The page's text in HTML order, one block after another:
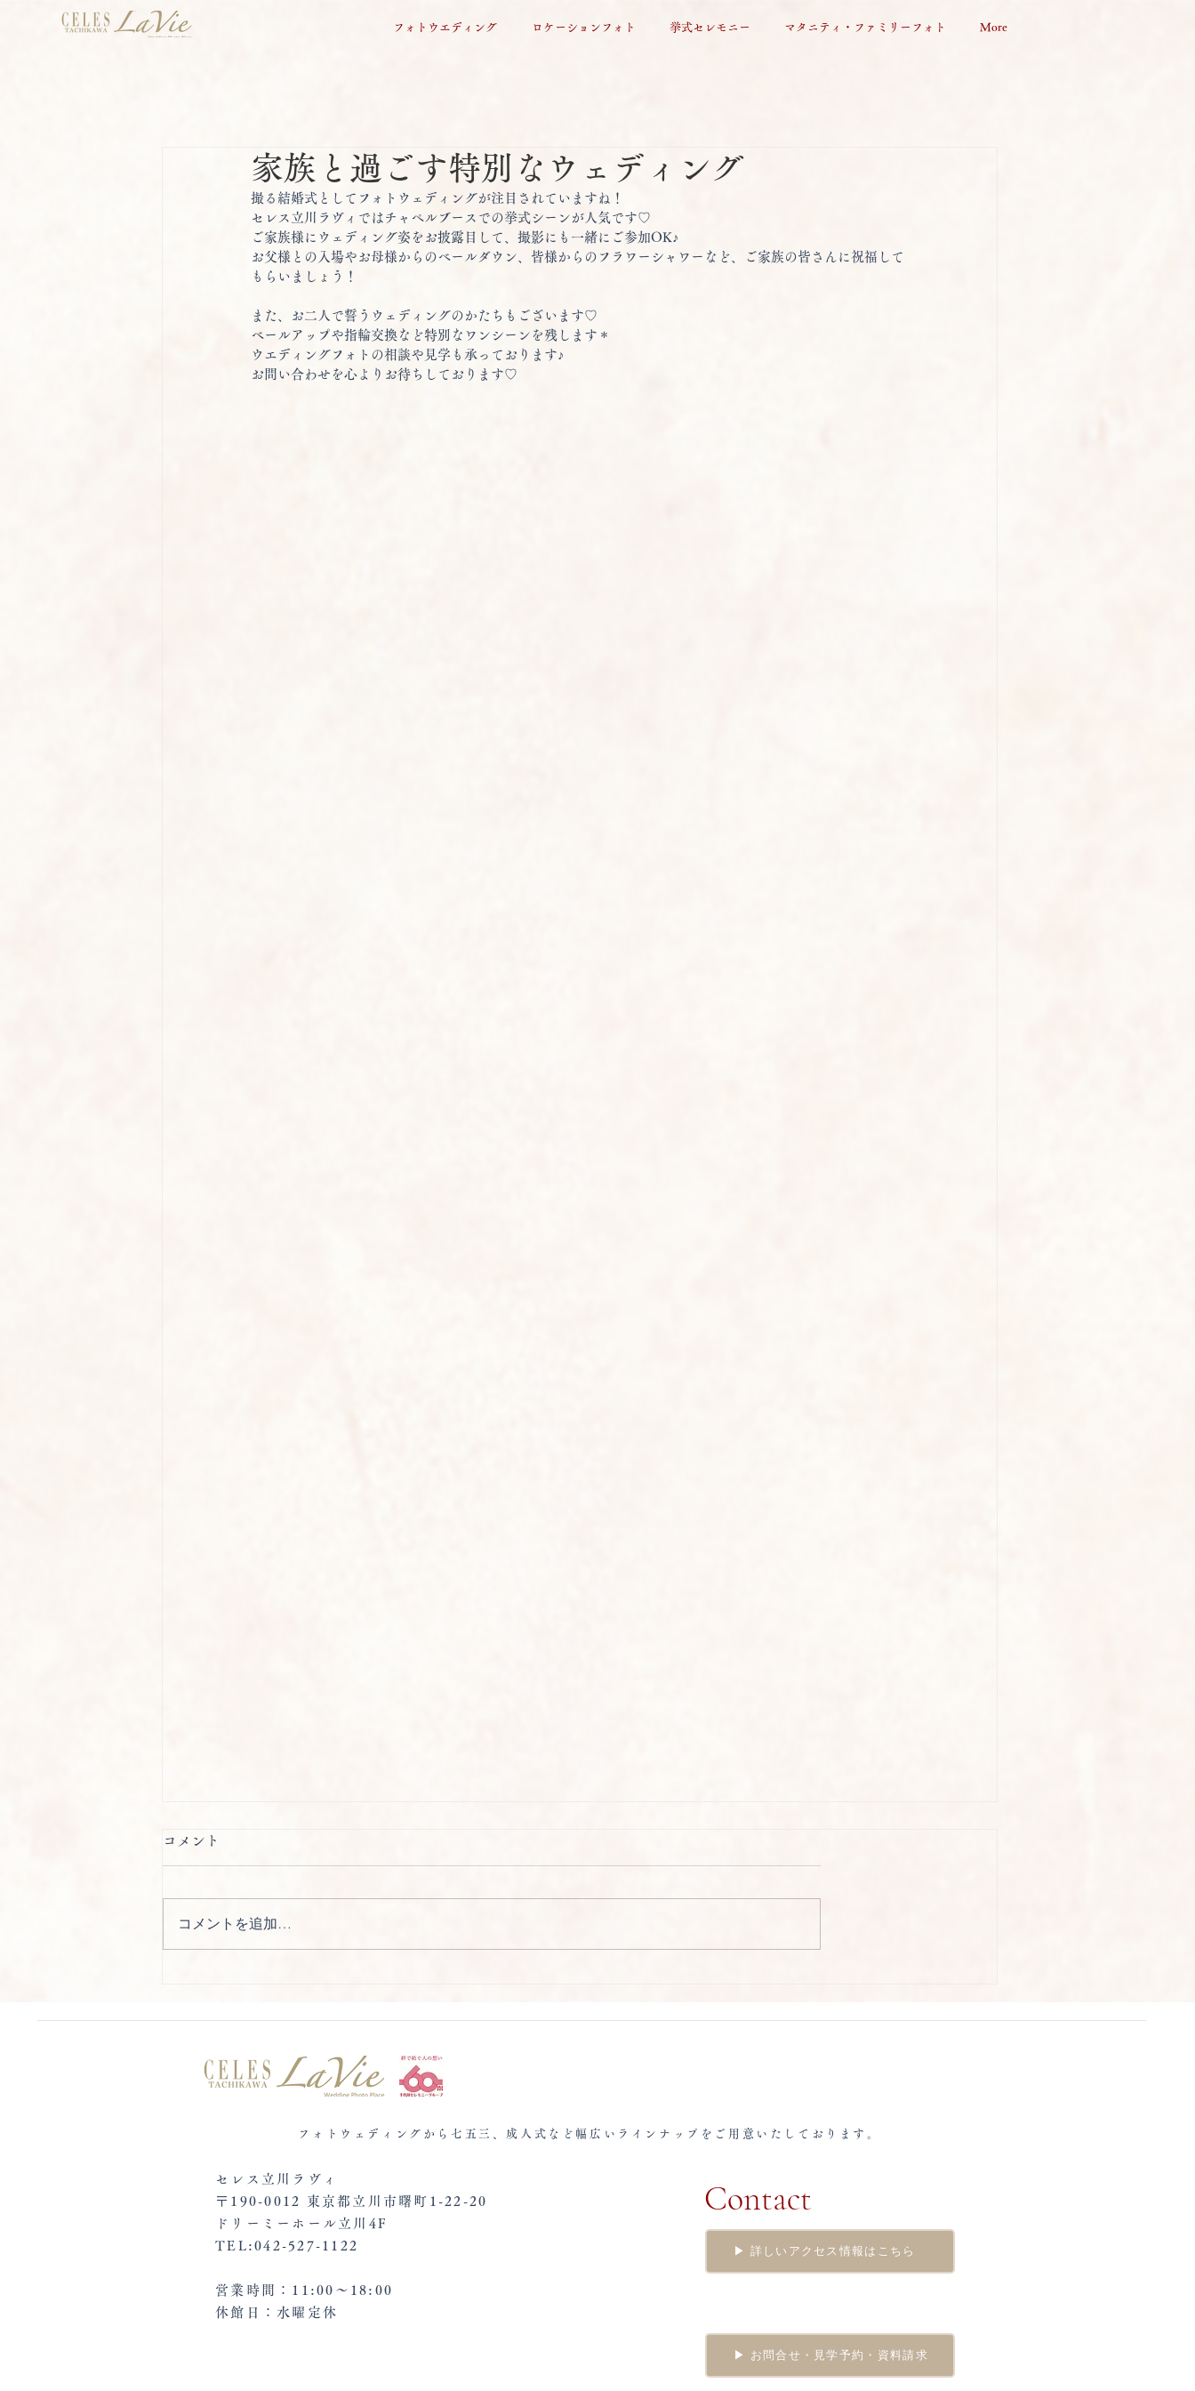
フォトウエディング ロケーションフォト 挙式セレモニー マタニティ・ファミリーフォト More
家族と過ごす特別なウェディング
撮る結婚式としてフォトウェディングが注目されていますね！
セレス立川ラヴィではチャペルブースでの挙式シーンが人気です♡
ご家族様にウェディング姿をお披露目して、撮影にも一緒にご参加OK♪
お父様との入場やお母様からのベールダウン、皆様からのフラワーシャワーなど、ご家族の皆さんに祝福して
もらいましょう！
また、お二人で誓うウェディングのかたちもございます♡
ベールアップや指輪交換など特別なワンシーンを残します＊
ウエディングフォトの相談や見学も承っております♪
お問い合わせを心よりお待ちしております♡
コメント
コメントを追加…
フォトウェディングから七五三、成人式など​幅広いラインナップをご用意いたしております。
セレス立川ラヴィ
〒190-0012 東京都立川市曙町1-22-20
ドリーミーホール立川4F
TEL:042-527-1122
営業時間：11:00～18:00
休館日：水曜定休
Contact
▶︎ 詳しいアクセス情報はこちら
▶︎ お問合せ・見学予約・資料請求